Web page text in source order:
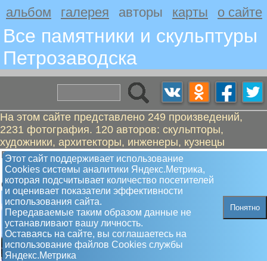
альбом галерея авторы карты о сайте
Все памятники и скульптуры
Петрозаводскa
На этом сайте представлено 249 произведений,
2231 фотография. 120 авторов: скульпторы,
художники, архитекторы, инженеры, кузнецы
Этот сайт поддерживает использование
Сookies системы аналитики Яндекс.Метрика,
которая подсчитывает количество посетителей
и оценивает показатели эффективности
использования сайта.
Передаваемые таким образом данные не
устанавливают вашу личность.
Оставаясь на сайте, вы соглашаетесь на
использование файлов Сookies службы
Яндекс.Метрика
Понятно
Григорян Эдуард Сергеевич
Мемориал Галерея Героев СССР
Открыт 29.10.1977 г.